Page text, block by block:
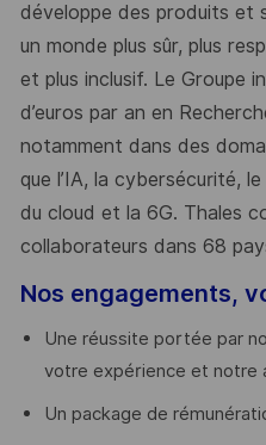
développe des produits et
un monde plus sûr, plus
et plus inclusif. Le Groupe
d’euros par an en
notamment dans des
que l’IA, la cybersécurité,
du cloud et la 6G. Thales
collaborateurs dans 68
Nos engagements,
Une réussite portée par
votre expérience et notre
Un package de